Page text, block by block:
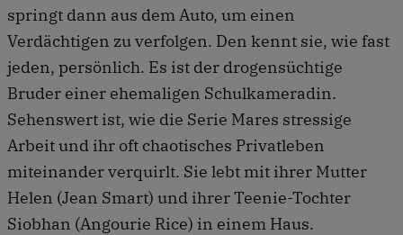
springt dann aus dem Auto, um einen
Verdächtigen zu verfolgen. Den kennt sie, wie fast
jeden, persönlich. Es ist der drogensüchtige
Bruder einer ehemaligen Schulkameradin.
Sehenswert ist, wie die Serie Mares stressige
Arbeit und ihr oft chaotisches Privatleben
miteinander verquirlt. Sie lebt mit ihrer Mutter
Helen (Jean Smart) und ihrer Teenie-Tochter
Siobhan (Angourie Rice) in einem Haus.